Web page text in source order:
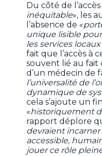
Du côté de l’accès
inéquitable», les
l’absence de «
unique lisible
les services
fait que l’accès à
souvent lié au fait
d’un médecin de
l’universalité de
dynamique de
cela s’ajoute un
«historiquement
rapport déplore
devraient
accessible,
jouer ce rôle